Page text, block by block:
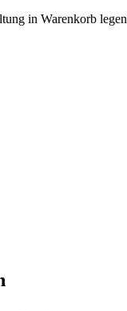
in Warenkorb legen